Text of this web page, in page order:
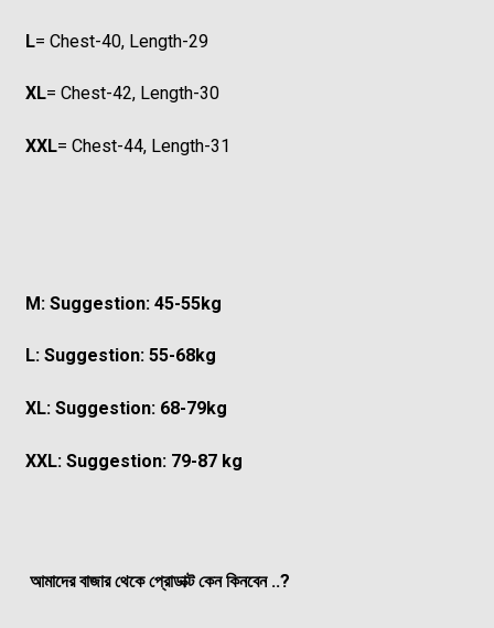
L= Chest-40, Length-29
XL= Chest-42, Length-30
XXL= Chest-44, Length-31
M: Suggestion: 45-55kg
L: Suggestion: 55-68kg
XL: Suggestion: 68-79kg
XXL: Suggestion: 79-87 kg
আমাদের বাজার থেকে প্রোডাক্ট কেন কিনবেন ..?